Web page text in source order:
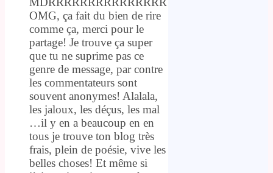
OMG, ça fait du bien de rire
comme ça, merci pour le
partage! Je trouve ça super
que tu ne suprime pas ce
genre de message, par contre
les commentateurs sont
souvent anonymes! Alalala,
les jaloux, les déçus, les mal
…il y en a beaucoup en en
tous je trouve ton blog très
frais, plein de poésie, vive les
belles choses! Et même si